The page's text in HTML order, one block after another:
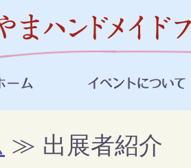
≫ 出展者紹介